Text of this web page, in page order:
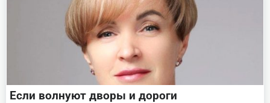
Если волнуют дворы и дороги